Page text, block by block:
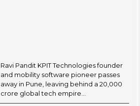
Ravi Pandit KPIT Technologies founder
and mobility software pioneer passes
away in Pune, leaving behind a ₹20,000
crore global tech empire...